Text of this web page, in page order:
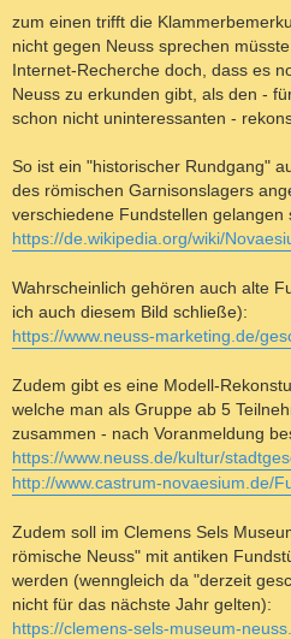
zum einen trifft die
nicht gegen Neuss sprechen
Internet-Recherche doch, dass es
Neuss zu erkunden gibt, als den -
schon nicht uninteressanten -
So ist ein "historischer Rundgang"
des römischen Garnisonslagers
verschiedene Fundstellen gelangen
https://de.wikipedia.org/wiki/
Wahrscheinlich gehören auch alte
ich auch diesem Bild schließe):
https://www.neuss-marketing.de/
Zudem gibt es eine Modell-
welche man als Gruppe ab 5
zusammen - nach Voranmeldung
https://www.neuss.de/kultur/
http://www.castrum-novaesium.de/
Zudem soll im Clemens Sels
römische Neuss" mit antiken
werden (wenngleich da "derzeit
nicht für das nächste Jahr gelten):
https://clemens-sels-museum-